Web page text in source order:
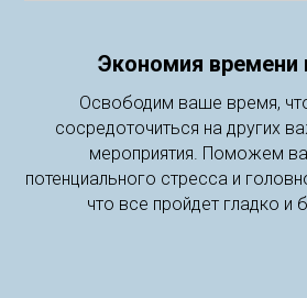
Экономия времени
Освободим ваше время,
сосредоточиться на других
мероприятия. Поможем
потенциального стресса и
что все пройдет гладко и